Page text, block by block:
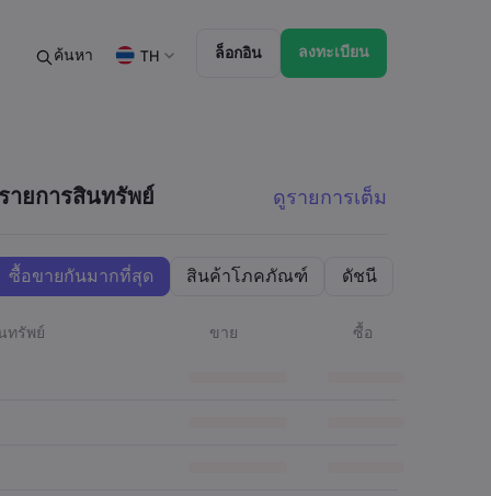
ยุรายสัปดาห์
ค้นหา TH
English (ZA)
Dansk
हिन्दी
Hindi
Português
Portuguese
ล็อกอิน ลงทะเบียน
รายการสินทรัพย์ ดูรายการเต็ม
ซื้อขายกันมากที่สุด สินค้าโภคภัณฑ์ ดัชนี
ทรัพย์ ขาย ซื้อ